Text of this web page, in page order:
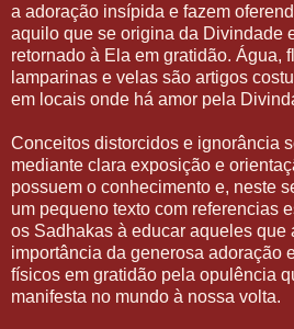
a adoração insípida e fazem
aquilo que se origina da Divindade
retornado à Ela em gratidão. Água,
lamparinas e velas são artigos
em locais onde há amor pela
Conceitos distorcidos e ignorância
mediante clara exposição e
possuem o conhecimento e, neste
um pequeno texto com referencias
os Sadhakas à educar aqueles que
importância da generosa adoração
físicos em gratidão pela opulência
manifesta no mundo à nossa volta.